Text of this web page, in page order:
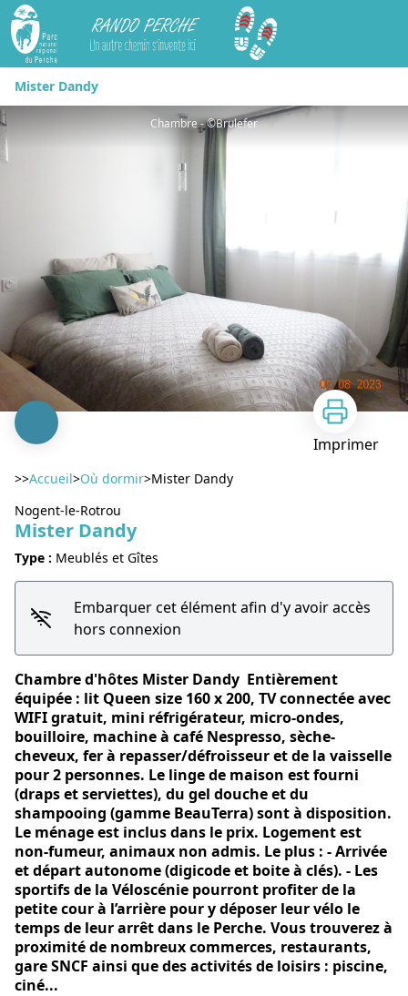
Rando Perche
Mister Dandy
Chambre - ©Brulefer
Imprimer
>>Accueil>Où dormir>Mister Dandy
Nogent-le-Rotrou
Mister Dandy
Type : Meublés et Gîtes
Embarquer cet élément afin d'y avoir accès
hors connexion
Chambre d'hôtes Mister Dandy Entièrement
équipée : lit Queen size 160 x 200, TV connectée avec
WIFI gratuit, mini réfrigérateur, micro-ondes,
bouilloire, machine à café Nespresso, sèche-
cheveux, fer à repasser/défroisseur et de la vaisselle
pour 2 personnes. Le linge de maison est fourni
(draps et serviettes), du gel douche et du
shampooing (gamme BeauTerra) sont à disposition.
Le ménage est inclus dans le prix. Logement est
non-fumeur, animaux non admis. Le plus : - Arrivée
et départ autonome (digicode et boite à clés). - Les
sportifs de la Véloscénie pourront profiter de la
petite cour à l’arrière pour y déposer leur vélo le
temps de leur arrêt dans le Perche. Vous trouverez à
proximité de nombreux commerces, restaurants,
gare SNCF ainsi que des activités de loisirs : piscine,
ciné...